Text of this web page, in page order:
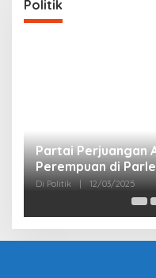
Politik
Partai Perjuangan
Perempuan di
Di Politik | 12/03/2025